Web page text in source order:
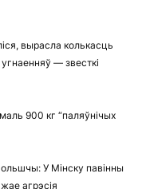
вырасла колькасць
— звесткі
900 кг “паляўнічых
У Мінску павінны
агрэсія